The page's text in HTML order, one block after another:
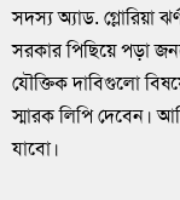
সদস্য অ্যাড. গ্লোরিয়া
সরকার পিছিয়ে পড়া
যৌক্তিক দাবিগুলো
স্মারক লিপি দেবেন।
যাবো।